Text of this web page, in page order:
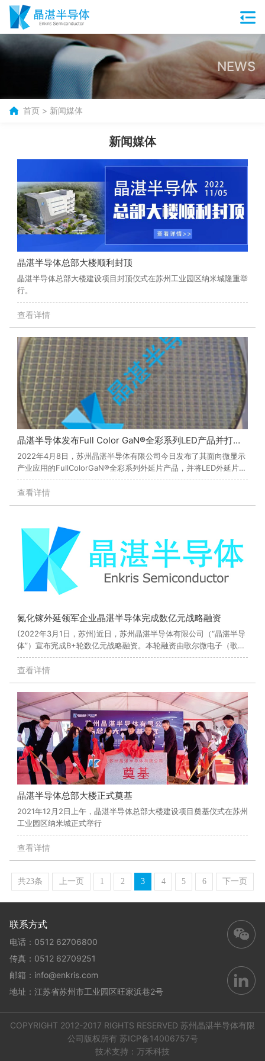
NEWS
首页 > 新闻媒体
新闻媒体
晶湛半导体总部大楼顺利封顶
晶湛半导体总部大楼建设项目封顶仪式在苏州工业园区纳米城隆重举
行。
查看详情
晶湛半导体发布Full Color GaN®全彩系列LED产品并打破3
00mm壁垒
2022年4月8日，苏州晶湛半导体有限公司今日发布了其面向微显示
产业应用的FullColorGaN®全彩系列外延片产品，并将LED外延片尺
寸成功拓展至300mm。
查看详情
氮化镓外延领军企业晶湛半导体完成数亿元战略融资
(2022年3月1日，苏州)近日，苏州晶湛半导体有限公司（“晶湛半导
体”）宣布完成B+轮数亿元战略融资。本轮融资由歌尔微电子（歌尔
股份002241.SZ控股子公司）领投，高瓴创投、惠友资本、创新工
场、禾创致远、共青城军合、无限基金、三七互娱、中信证券等跟
投，老股东元禾控股、湖杉资本等继续加码。晶湛半导体由业界公认
的硅基氮化镓（GaN-on-Si）外延技术的开拓者程凯博士于2012年3
月回国创办，坐
查看详情
晶湛半导体总部大楼正式奠基
2021年12月2日上午，晶湛半导体总部大楼建设项目奠基仪式在苏州
工业园区纳米城正式举行
查看详情
共23条 上一页 1 2 3 4 5 6 下一页
联系方式
电话：0512 62706800
传真：0512 62709251
邮箱： info@enkris.com
地址：江苏省苏州市工业园区旺家浜巷2号
COPYRIGHT 2012-2017 RIGHTS RESERVED 苏州晶湛半导体有限
公司版权所有 苏ICP备14006757号
技术支持：万禾科技